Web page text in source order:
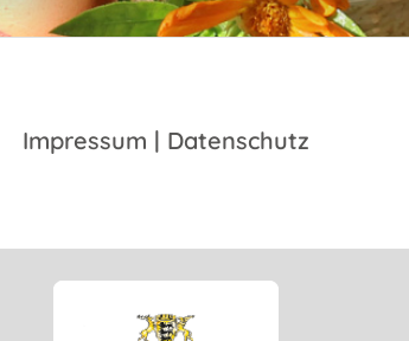
Impressum | Datenschutz